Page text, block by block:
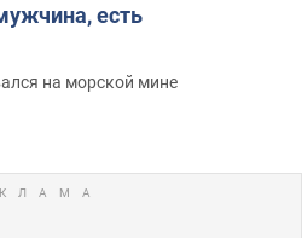
есть
на морской мине